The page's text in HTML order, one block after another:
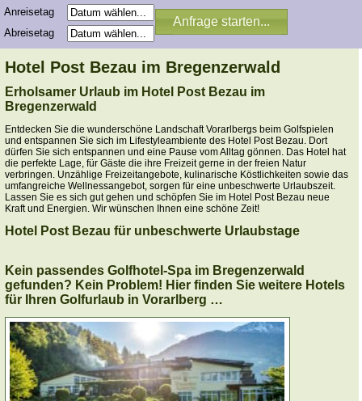
Anreisetag
Abreisetag
Hotel Post Bezau im Bregenzerwald
Erholsamer Urlaub im Hotel Post Bezau im
Bregenzerwald
Entdecken Sie die wunderschöne Landschaft Vorarlbergs beim Golfspielen
und entspannen Sie sich im Lifestyleambiente des Hotel Post Bezau. Dort
dürfen Sie sich entspannen und eine Pause vom Alltag gönnen. Das Hotel hat
die perfekte Lage, für Gäste die ihre Freizeit gerne in der freien Natur
verbringen. Unzählige Freizeitangebote, kulinarische Köstlichkeiten sowie das
umfangreiche Wellnessangebot, sorgen für eine unbeschwerte Urlaubszeit.
Lassen Sie es sich gut gehen und schöpfen Sie im Hotel Post Bezau neue
Kraft und Energien. Wir wünschen Ihnen eine schöne Zeit!
Hotel Post Bezau für unbeschwerte Urlaubstage
Kein passendes Golfhotel-Spa im Bregenzerwald
gefunden? Kein Problem! Hier finden Sie weitere Hotels
für Ihren Golfurlaub in Vorarlberg …